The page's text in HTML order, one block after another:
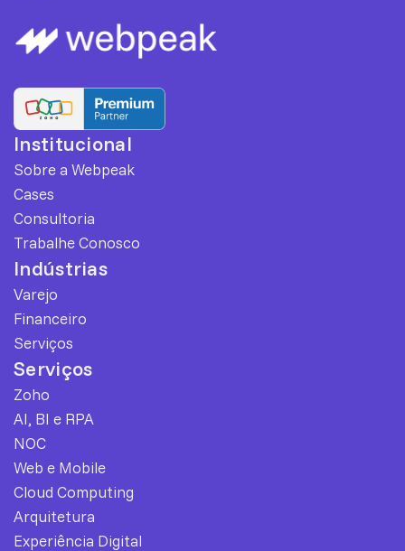
Institucional
Sobre a Webpeak
Cases
Consultoria
Trabalhe Conosco
Indústrias
Varejo
Financeiro
Serviços
Serviços
Zoho
AI, BI e RPA
NOC
Web e Mobile
Cloud Computing
Arquitetura
Experiência Digital